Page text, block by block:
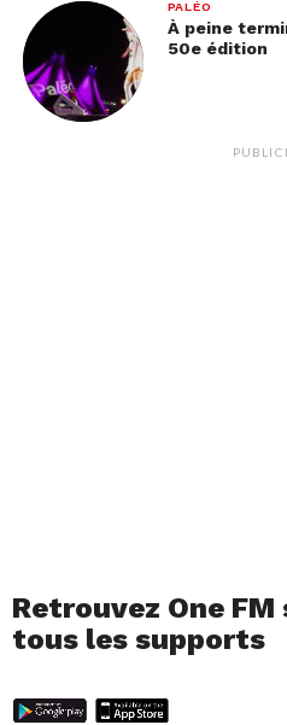
PALÉO
À peine
50e édition
Retrouvez One FM
tous les supports